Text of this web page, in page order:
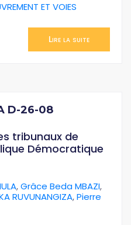
ET VOIES
Lire la suite
D-26-08
tribunaux de
Démocratique
,Grâce Beda MBAZI,
RUVUNANGIZA,Pierre